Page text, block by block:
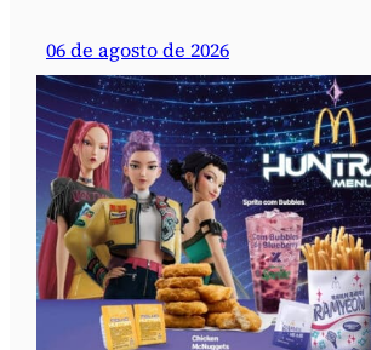
06 de agosto de 2026